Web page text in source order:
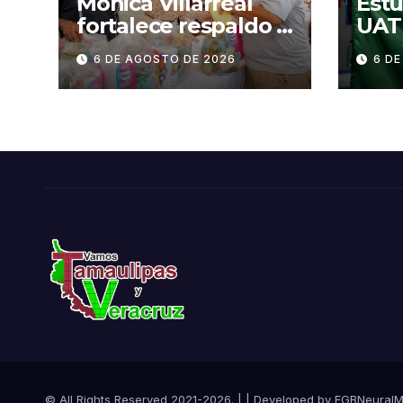
fortalece respaldo a
pescadores de
Tampico durante
temporada de veda
6 DE AGOSTO DE 2026
oro
6
© All Rights Reserved 2021-2026. | Developed by